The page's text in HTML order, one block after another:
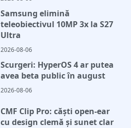
Samsung elimină
teleobiectivul 10MP 3x la S27
Ultra
2026-08-06
Scurgeri: HyperOS 4 ar putea
avea beta public în august
2026-08-06
CMF Clip Pro: căști open-ear
cu design clemă și sunet clar